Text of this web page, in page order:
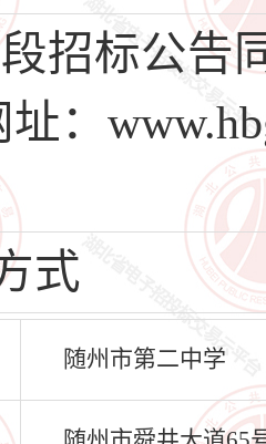
招标公告
：
式
随州市第二中学